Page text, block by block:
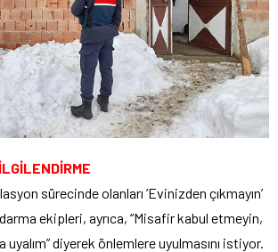
sürecinde olanları ‘Evinizden çıkmayın’
ekipleri, ayrıca, “Misafir kabul etmeyin,
uyalım” diyerek önlemlere uyulmasını istiyor.